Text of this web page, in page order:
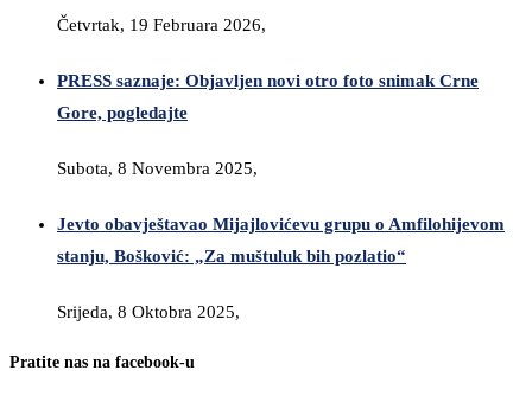
Četvrtak, 19 Februara 2026,
PRESS saznaje: Objavljen novi otro foto snimak Crne
Gore, pogledajte
Subota, 8 Novembra 2025,
Jevto obavještavao Mijajlovićevu grupu o Amfilohijevom
stanju, Bošković: „Za muštuluk bih pozlatio“
Srijeda, 8 Oktobra 2025,
Pratite nas na facebook-u